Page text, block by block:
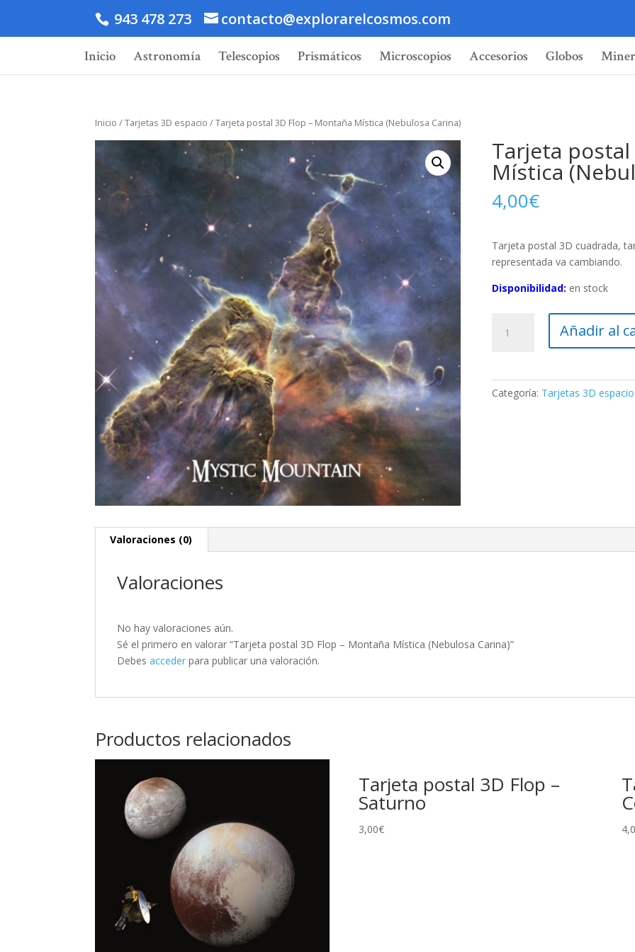
943 478 273 contacto@explorarelcosmos.com
Inicio Astronomía Telescopios Prismáticos Microscopios Accesorios Globos
Inicio /Tarjetas 3D espacio / Tarjeta postal 3D Flop – Montaña Mística (Nebulosa Carina)
Tarjeta
Mística
4,00€
Tarjeta postal 3D cuadrada,
representada va cambiando.
Disponibilidad: en stock
postal
Montaña
Añadir al
Categoría: Tarjetas 3D espacio
Valoraciones (0)
Valoraciones
No hay valoraciones aún.
Sé el primero en valorar “Tarjeta postal 3D Flop – Montaña Mística (Nebulosa Carina)”
Debesacceder para publicar una valoración.
Productos relacionados
Tarjeta postal 3D Flop –
Saturno
3,00€